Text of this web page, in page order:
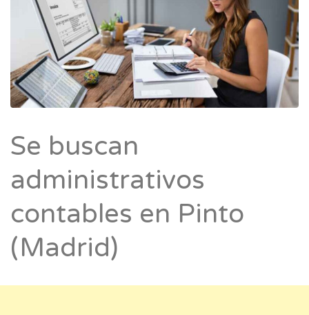
Se buscan
administrativos
contables en Pinto
(Madrid)